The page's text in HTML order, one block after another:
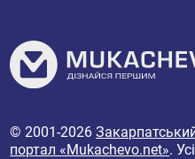
© 2001-2026
портал «Mukachevo.net».